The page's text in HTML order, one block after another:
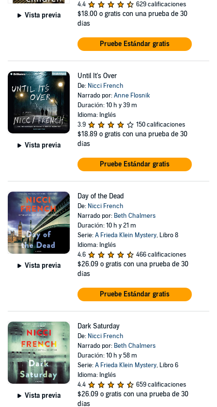
Vista previa
4.4
629 calificaciones
$18.00 o gratis con una prueba de 30
días
Pruebe Estándar gratis
Vista previa
Until It's Over
De: Nicci French
Narrado por:Anne Flosnik
Duración: 10 h y 39 m
Idioma: Inglés
3.9
150 calificaciones
$18.89 o gratis con una prueba de 30
días
Pruebe Estándar gratis
Vista previa
Day of the Dead
De: Nicci French
Narrado por: Beth Chalmers
Duración: 10 h y 21 m
Serie:A Frieda Klein Mystery, Libro 8
Idioma: Inglés
4.6
466 calificaciones
$26.09 o gratis con una prueba de 30
días
Pruebe Estándar gratis
Vista previa
Dark Saturday
De: Nicci French
Narrado por: Beth Chalmers
Duración: 10 h y 58 m
Serie:A Frieda Klein Mystery, Libro 6
Idioma: Inglés
4.4
659 calificaciones
$26.09 o gratis con una prueba de 30
días